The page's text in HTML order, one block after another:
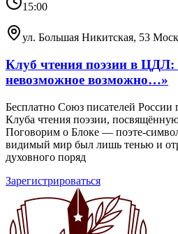
15:00
ул. Большая Никитская, 53
Клуб чтения поэзии в
невозможное возможно…»
Бесплатно Союз писателей России
Клуба чтения поэзии,
Поговорим о Блоке — поэте-
видимый мир был лишь тенью и
духовного поряд
Зарегистрироваться